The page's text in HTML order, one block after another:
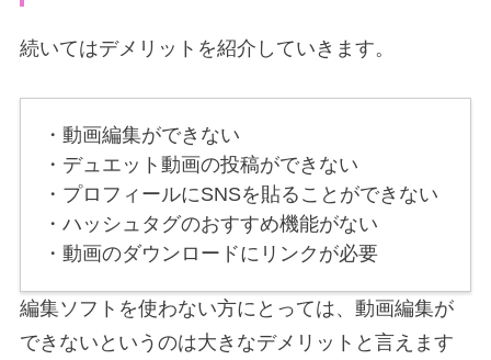
続いてはデメリットを紹介していきます。
・動画編集ができない
・デュエット動画の投稿ができない
・プロフィールにSNSを貼ることができない
・ハッシュタグのおすすめ機能がない
・動画のダウンロードにリンクが必要
編集ソフトを使わない方にとっては、動画編集が
できないというのは大きなデメリットと言えます